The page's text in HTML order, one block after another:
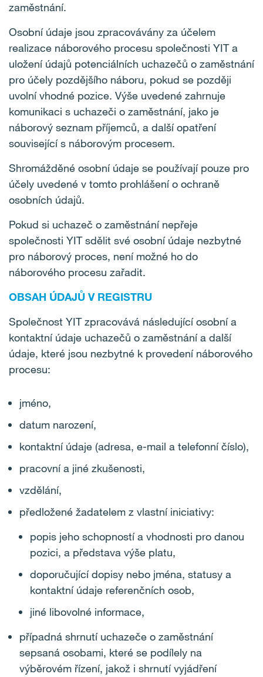
zaměstnání.
Osobní údaje jsou zpracovávány za účelem
realizace náborového procesu společnosti YIT a
uložení údajů potenciálních uchazečů o zaměstnání
pro účely pozdějšího náboru, pokud se později
uvolní vhodné pozice. Výše uvedené zahrnuje
komunikaci s uchazeči o zaměstnání, jako je
náborový seznam příjemců, a další opatření
související s náborovým procesem.
Shromážděné osobní údaje se používají pouze pro
účely uvedené v tomto prohlášení o ochraně
osobních údajů.
Pokud si uchazeč o zaměstnání nepřeje
společnosti YIT sdělit své osobní údaje nezbytné
pro náborový proces, není možné ho do
náborového procesu zařadit.
OBSAH ÚDAJŮ V REGISTRU
Společnost YIT zpracovává následující osobní a
kontaktní údaje uchazečů o zaměstnání a další
údaje, které jsou nezbytné k provedení náborového
procesu:
jméno,
datum narození,
kontaktní údaje (adresa, e-mail a telefonní číslo),
pracovní a jiné zkušenosti,
vzdělání,
předložené žadatelem z vlastní iniciativy:
popis jeho schopností a vhodnosti pro danou
pozici, a představa výše platu,
doporučující dopisy nebo jména, statusy a
kontaktní údaje referenčních osob,
jiné libovolné informace,
případná shrnutí uchazeče o zaměstnání
sepsaná osobami, které se podílely na
výběrovém řízení, jakož i shrnutí vyjádření